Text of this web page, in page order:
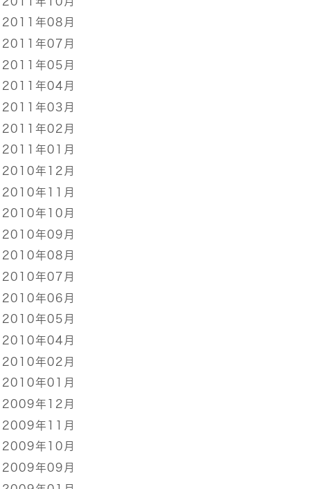
2011年08月
2011年07月
2011年05月
2011年04月
2011年03月
2011年02月
2011年01月
2010年12月
2010年11月
2010年10月
2010年09月
2010年08月
2010年07月
2010年06月
2010年05月
2010年04月
2010年02月
2010年01月
2009年12月
2009年11月
2009年10月
2009年09月